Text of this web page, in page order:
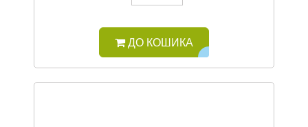
ДО КОШИКА